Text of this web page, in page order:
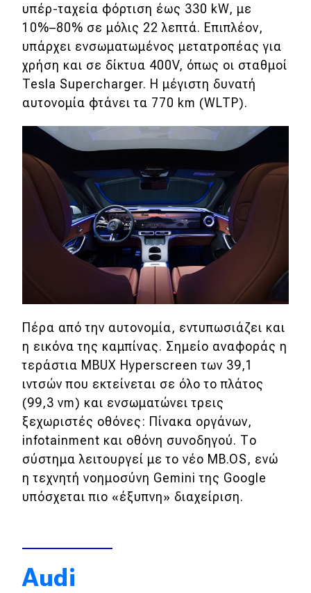
υπέρ-ταχεία φόρτιση έως 330 kW, με
10%–80% σε μόλις 22 λεπτά. Επιπλέον,
υπάρχει ενσωματωμένος μετατροπέας για
χρήση και σε δίκτυα 400V, όπως οι σταθμοί
Tesla Supercharger. Η μέγιστη δυνατή
αυτονομία φτάνει τα 770 km (WLTP).
Πέρα από την αυτονομία, εντυπωσιάζει και
η εικόνα της καμπίνας. Σημείο αναφοράς η
τεράστια MBUX Hyperscreen των 39,1
ιντσών που εκτείνεται σε όλο το πλάτος
(99,3 vm) και ενσωματώνει τρεις
ξεχωριστές οθόνες: Πίνακα οργάνων,
infotainment και οθόνη συνοδηγού. Το
σύστημα λειτουργεί με το νέο MB.OS, ενώ
η τεχνητή νοημοσύνη Gemini της Google
υπόσχεται πιο «έξυπνη» διαχείριση.
Audi